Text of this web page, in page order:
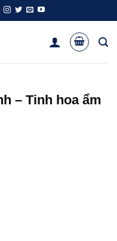
– Tinh hoa ẩm